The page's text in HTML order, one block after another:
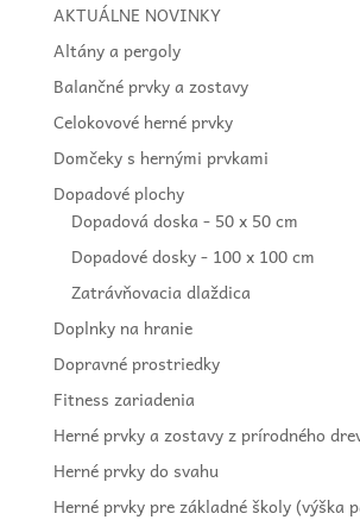
AKTUÁLNE NOVINKY
Altány a pergoly
Balančné prvky a zostavy
Celokovové herné prvky
Domčeky s hernými prvkami
Dopadové plochy
Dopadová doska - 50 x 50 cm
Dopadové dosky - 100 x 100 cm
Zatrávňovacia dlaždica
Doplnky na hranie
Dopravné prostriedky
Fitness zariadenia
Herné prvky a zostavy z prírodného
Herné prvky do svahu
Herné prvky pre základné školy (výška